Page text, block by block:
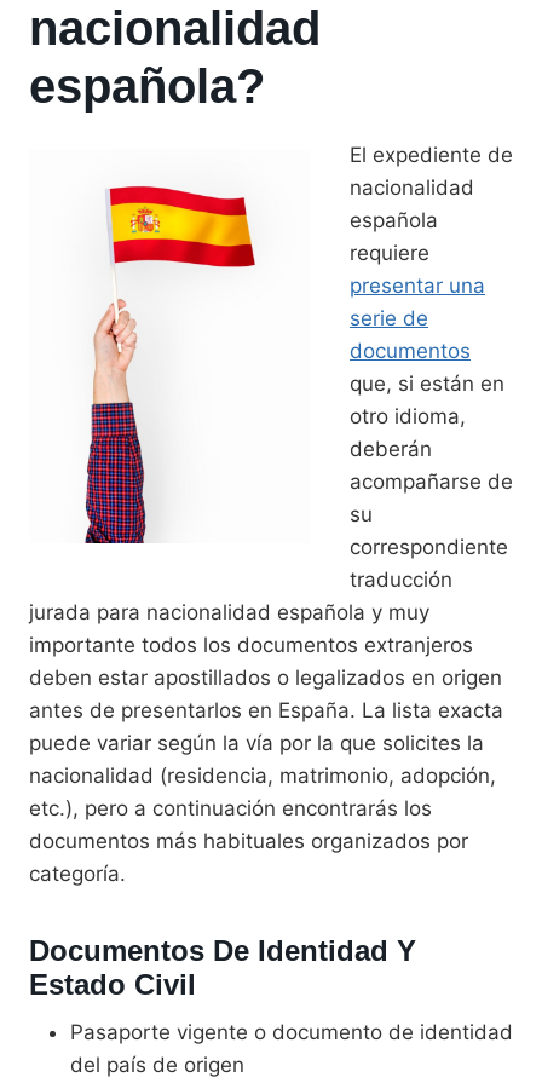
nacionalidad
española?
El expediente de
nacionalidad
española
requiere
presentar una
serie de
documentos
que, si están en
otro idioma,
deberán
acompañarse de
su
correspondiente
traducción
jurada para nacionalidad española y muy
importante todos los documentos extranjeros
deben estar apostillados o legalizados en origen
antes de presentarlos en España. La lista exacta
puede variar según la vía por la que solicites la
nacionalidad (residencia, matrimonio, adopción,
etc.), pero a continuación encontrarás los
documentos más habituales organizados por
categoría.
Documentos De Identidad Y
Estado Civil
Pasaporte vigente o documento de identidad
del país de origen